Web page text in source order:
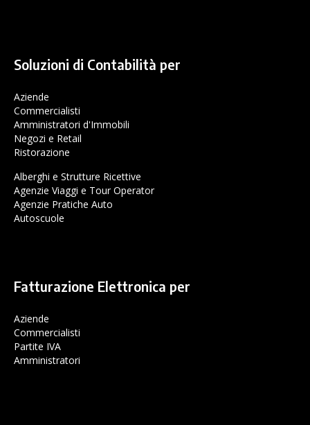
Soluzioni di Contabilità per
Aziende
Commercialisti
Amministratori d'Immobili
Negozi e Retail
Ristorazione
Alberghi e Strutture Ricettive
Agenzie Viaggi e Tour Operator
Agenzie Pratiche Auto
Autoscuole
Fatturazione Elettronica per
Aziende
Commercialisti
Partite IVA
Amministratori